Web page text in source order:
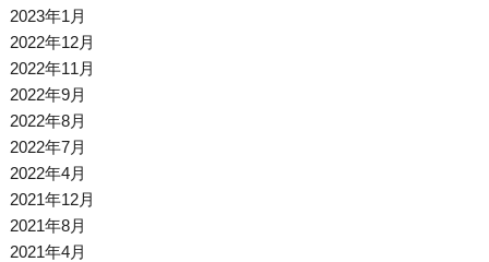
2023年1月
2022年12月
2022年11月
2022年9月
2022年8月
2022年7月
2022年4月
2021年12月
2021年8月
2021年4月